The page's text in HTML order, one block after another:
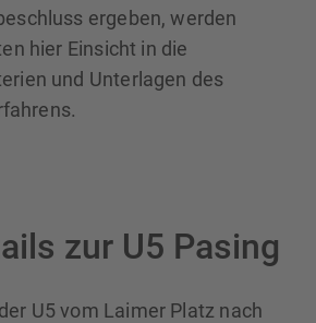
ergeben, werden
hier Einsicht in die
und Unterlagen des
zur U5 Pasing
U5 vom Laimer Platz nach